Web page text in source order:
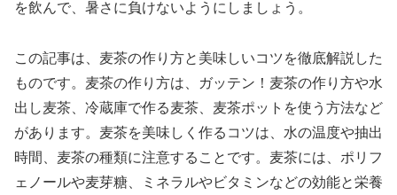
を飲んで、暑さに負けないようにしましょう。
この記事は、麦茶の作り方と美味しいコツを徹底解説した
ものです。麦茶の作り方は、ガッテン！麦茶の作り方や水
出し麦茶、冷蔵庫で作る麦茶、麦茶ポットを使う方法など
があります。麦茶を美味しく作るコツは、水の温度や抽出
時間、麦茶の種類に注意することです。麦茶には、ポリフ
ェノールや麦芽糖、ミネラルやビタミンなどの効能と栄養